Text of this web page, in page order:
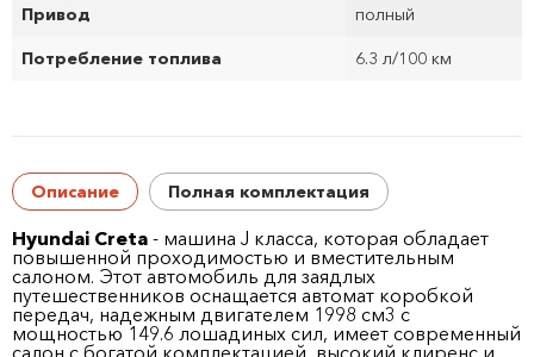
Привод полный
Потребление топлива 6.3 л/100 км
Описание Полная комплектация
Hyundai Creta - машина J класса, которая обладает
повышенной проходимостью и вместительным
салоном. Этот автомобиль для заядлых
путешественников оснащается автомат коробкой
передач, надежным двигателем 1998 см3 с
мощностью 149.6 лошадиных сил, имеет современный